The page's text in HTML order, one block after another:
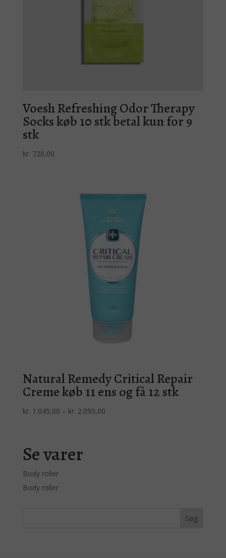
Voesh Refreshing Odor Therapy
Socks køb 10 stk betal kun for 9
stk
kr. 720,00
Natural Remedy Critical Repair
Creme køb 11 ens og få 12 stk
kr. 1.045,00 – kr. 2.090,00Prisinterval:
Se varer
Body roller
Body roller